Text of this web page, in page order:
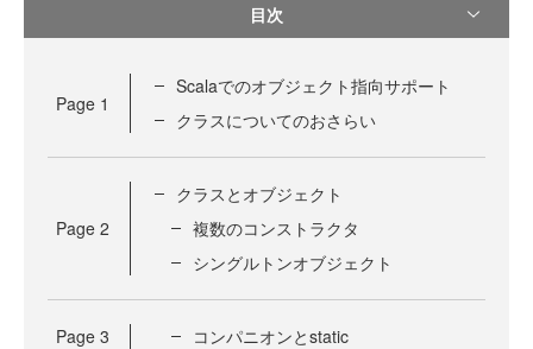
目次
Page 1
Scalaでのオブジェクト指向サポート
クラスについてのおさらい
Page 2
クラスとオブジェクト
複数のコンストラクタ
シングルトンオブジェクト
Page 3 コンパニオンとstatic